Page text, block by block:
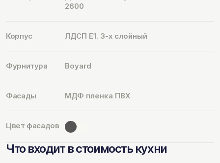
2600
Корпус ЛДСП Е1. 3-х слойный
Фурнитура Boyard
Фасады МДФ пленка ПВХ
Цвет фасадов
Что входит в стоимость кухни